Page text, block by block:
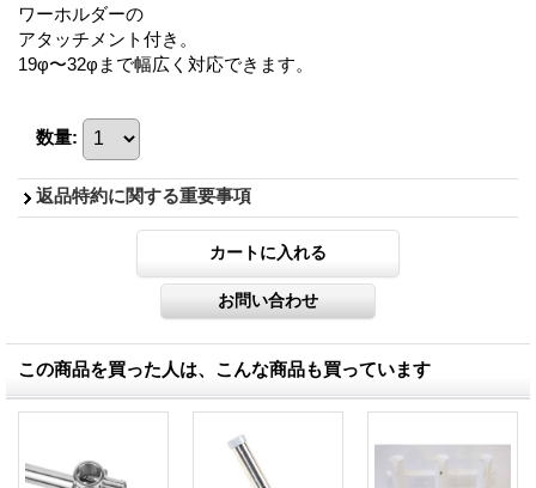
ワーホルダーの
アタッチメント付き。
19φ〜32φまで幅広く対応できます。
数量:
返品特約に関する重要事項
この商品を買った人は、こんな商品も買っています